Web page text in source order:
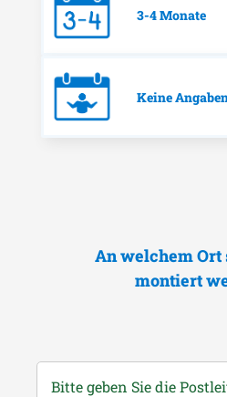
3-4 Monate
Keine
An welchem
montiert
Bitte geben Sie die